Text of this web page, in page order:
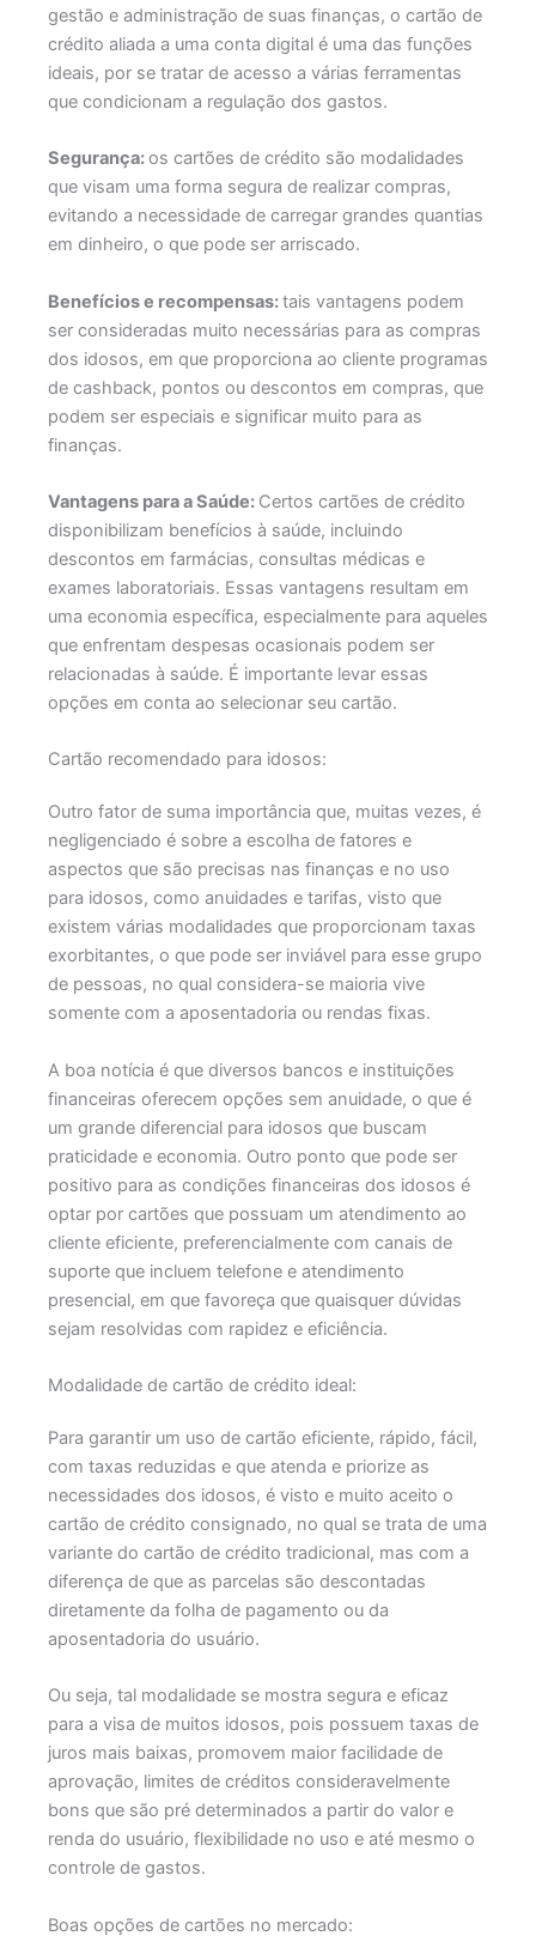
gestão e administração de suas finanças, o cartão de
crédito aliada a uma conta digital é uma das funções
ideais, por se tratar de acesso a várias ferramentas
que condicionam a regulação dos gastos.
Segurança:os cartões de crédito são modalidades
que visam uma forma segura de realizar compras,
evitando a necessidade de carregar grandes quantias
em dinheiro, o que pode ser arriscado.
Benefícios e recompensas:tais vantagens podem
ser consideradas muito necessárias para as compras
dos idosos, em que proporciona ao cliente programas
de cashback, pontos ou descontos em compras, que
podem ser especiais e significar muito para as
finanças.
Vantagens para a Saúde: Certos cartões de crédito
disponibilizam benefícios à saúde, incluindo
descontos em farmácias, consultas médicas e
exames laboratoriais. Essas vantagens resultam em
uma economia específica, especialmente para aqueles
que enfrentam despesas ocasionais podem ser
relacionadas à saúde. É importante levar essas
opções em conta ao selecionar seu cartão.
Cartão recomendado para idosos:
Outro fator de suma importância que, muitas vezes, é
negligenciado é sobre a escolha de fatores e
aspectos que são precisas nas finanças e no uso
para idosos, como anuidades e tarifas, visto que
existem várias modalidades que proporcionam taxas
exorbitantes, o que pode ser inviável para esse grupo
de pessoas, no qual considera-se maioria vive
somente com a aposentadoria ou rendas fixas.
A boa notícia é que diversos bancos e instituições
financeiras oferecem opções sem anuidade, o que é
um grande diferencial para idosos que buscam
praticidade e economia. Outro ponto que pode ser
positivo para as condições financeiras dos idosos é
optar por cartões que possuam um atendimento ao
cliente eficiente, preferencialmente com canais de
suporte que incluem telefone e atendimento
presencial, em que favoreça que quaisquer dúvidas
sejam resolvidas com rapidez e eficiência.
Modalidade de cartão de crédito ideal:
Para garantir um uso de cartão eficiente, rápido, fácil,
com taxas reduzidas e que atenda e priorize as
necessidades dos idosos, é visto e muito aceito o
cartão de crédito consignado, no qual se trata de uma
variante do cartão de crédito tradicional, mas com a
diferença de que as parcelas são descontadas
diretamente da folha de pagamento ou da
aposentadoria do usuário.
Ou seja, tal modalidade se mostra segura e eficaz
para a visa de muitos idosos, pois possuem taxas de
juros mais baixas, promovem maior facilidade de
aprovação, limites de créditos consideravelmente
bons que são pré determinados a partir do valor e
renda do usuário, flexibilidade no uso e até mesmo o
controle de gastos.
Boas opções de cartões no mercado: